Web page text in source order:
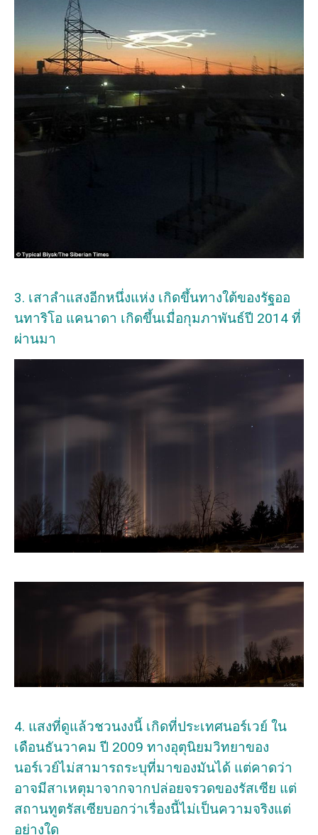
3. เสาลำแสงอีกหนึ่งแห่ง เกิดขึ้นทางใต้ของรัฐออ
นทาริโอ แคนาดา เกิดขึ้นเมื่อกุมภาพันธ์ปี 2014 ที่
ผ่านมา
4. แสงที่ดูแล้วชวนงงนี้ เกิดที่ประเทศนอร์เวย์ ใน
เดือนธันวาคม ปี 2009 ทางอุตุนิยมวิทยาของ
นอร์เวย์ไม่สามารถระบุที่มาของมันได้ แต่คาดว่า
อาจมีสาเหตุมาจากจากปล่อยจรวดของรัสเซีย แต่
สถานทูตรัสเซียบอกว่าเรื่องนี้ไม่เป็นความจริงแต่
อย่างใด